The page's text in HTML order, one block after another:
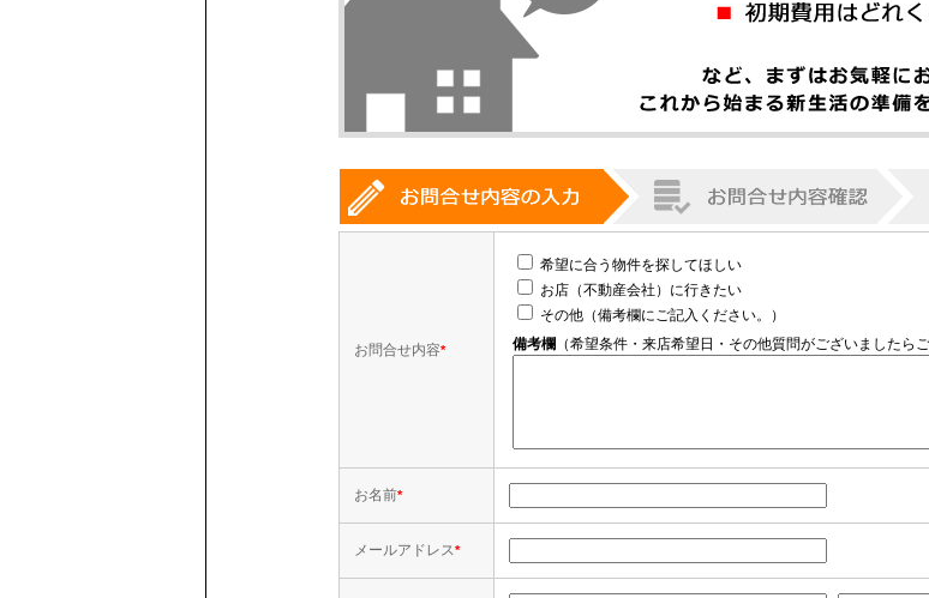
お問合せ内容*
希望に合う物件を探してほしい
お店（不動産会社）に行きたい
その他（備考欄にご記入ください。）
備考欄 （希望条件・来店希望日・その他質問がございましたら
お名前*
メールアドレス*